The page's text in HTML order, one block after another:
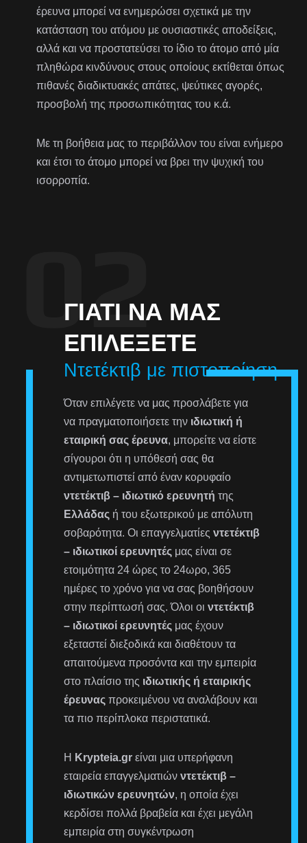
έρευνα μπορεί να ενημερώσει σχετικά με την
κατάσταση του ατόμου με ουσιαστικές αποδείξεις,
αλλά και να προστατεύσει το ίδιο το άτομο από μία
πληθώρα κινδύνους στους οποίους εκτίθεται όπως
πιθανές διαδικτυακές απάτες, ψεύτικες αγορές,
προσβολή της προσωπικότητας του κ.ά.
Με τη βοήθεια μας το περιβάλλον του είναι ενήμερο
και έτσι το άτομο μπορεί να βρει την ψυχική του
ισορροπία.
ΓΙΑΤΊ ΝΑ ΜΑΣ
ΕΠΙΛΈΞΕΤΕ
Ντετέκτιβ με πιστοποίηση
Όταν επιλέγετε να μας προσλάβετε για
να πραγματοποιήσετε την ιδιωτική ή
εταιρική σας έρευνα, μπορείτε να είστε
σίγουροι ότι η υπόθεσή σας θα
αντιμετωπιστεί από έναν κορυφαίο
ντετέκτιβ – ιδιωτικό ερευνητή της
Ελλάδας ή του εξωτερικού με απόλυτη
σοβαρότητα. Οι επαγγελματίεςντετέκτιβ
– ιδιωτικοί ερευνητές μας είναι σε
ετοιμότητα 24 ώρες το 24ωρο, 365
ημέρες το χρόνο για να σας βοηθήσουν
στην περίπτωσή σας. Όλοι οιντετέκτιβ
– ιδιωτικοί ερευνητές μας έχουν
εξεταστεί διεξοδικά και διαθέτουν τα
απαιτούμενα προσόντα και την εμπειρία
στο πλαίσιο της ιδιωτικής ή εταιρικής
έρευνας προκειμένου να αναλάβουν και
τα πιο περίπλοκα περιστατικά.
Η Krypteia.gr είναι μια υπερήφανη
εταιρεία επαγγελματιώνντετέκτιβ –
ιδιωτικών ερευνητών, η οποία έχει
κερδίσει πολλά βραβεία και έχει μεγάλη
εμπειρία στη συγκέντρωση